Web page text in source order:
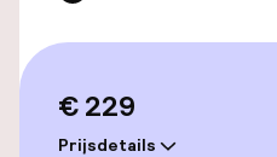
€ 229
Prijsdetails